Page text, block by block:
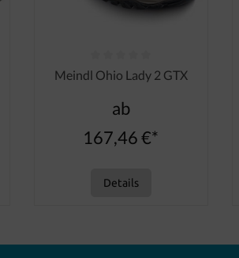
0 von 5 Sternen
Durchschnittliche Bewertung von 0
Meindl Ohio Lady 2 GTX
ab
167,46 €*
Details